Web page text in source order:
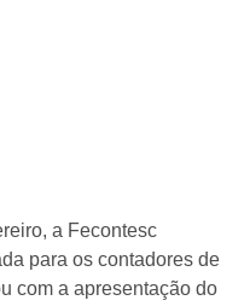
a Fecontesc
para os contadores de
com a apresentação do